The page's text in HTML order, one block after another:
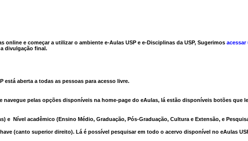
online e começar a utilizar o ambiente e-Aulas USP e e-Disciplinas da USP, Sugerimos
divulgação final.
está aberta a todas as pessoas para acesso livre.
navegue pelas opções disponíveis na home-page do eAulas, lá estão disponíveis botões
e Nível acadêmico (Ensino Médio, Graduação, Pós-Graduação, Cultura e Extensão, e
(canto superior direito). Lá é possível pesquisar em todo o acervo disponível no eAulas